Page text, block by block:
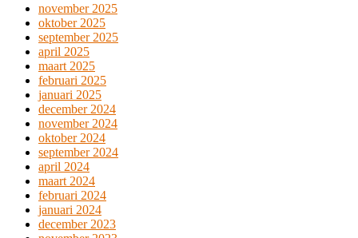
november 2025
oktober 2025
september 2025
april 2025
maart 2025
februari 2025
januari 2025
december 2024
november 2024
oktober 2024
september 2024
april 2024
maart 2024
februari 2024
januari 2024
december 2023